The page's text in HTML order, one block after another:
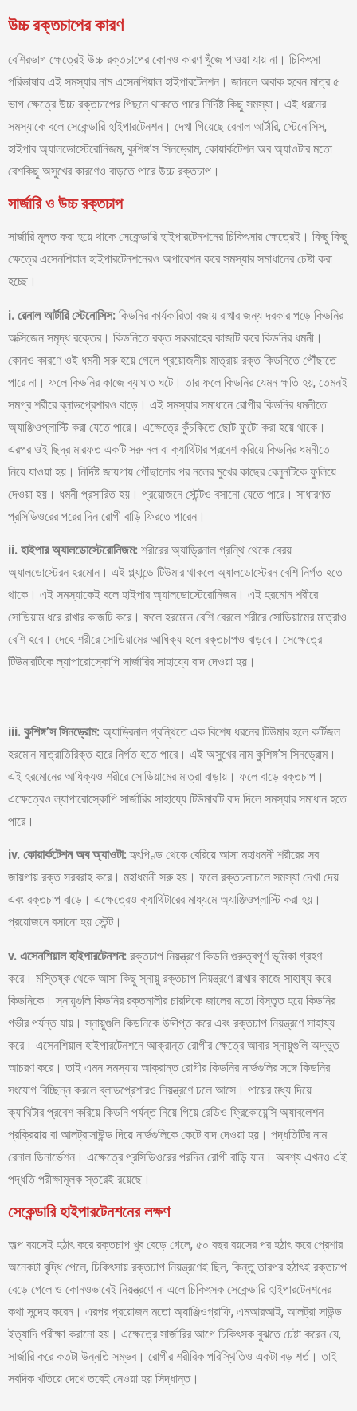
উচ্চ রক্তচাপের কারণ
বেশিরভাগ ক্ষেত্রেই উচ্চ রক্তচাপের কোনও কারণ খুঁজে পাওয়া যায় না। চিকিৎসা
পরিভাষায় এই সমস্যার নাম এসেনশিয়াল হাইপারটেনশন। জানলে অবাক হবেন মাত্র ৫
ভাগ ক্ষেত্রে উচ্চ রক্তচাপের পিছনে থাকতে পারে নির্দিষ্ট কিছু সমস্যা। এই ধরনের
সমস্যাকে বলে সেকেন্ডারি হাইপারটেনশন। দেখা গিয়েছে রেনাল আর্টারি, স্টেনোসিস,
হাইপার অ্যালডোস্টেরোনিজম, কুশিঙ্গ’স সিনড্রোম, কোয়ার্কটেশন অব অ্যাওটার মতো
বেশকিছু অসুখের কারণেও বাড়তে পারে উচ্চ রক্তচাপ।
সার্জারি ও উচ্চ রক্তচাপ
সার্জারি মূলত করা হয়ে থাকে সেকেন্ডারি হাইপারটেনশনের চিকিৎসার ক্ষেত্রেই। কিছু কিছু
ক্ষেত্রে এসেনশিয়াল হাইপারটেনশনেরও অপারেশন করে সমস্যার সমাধানের চেষ্টা করা
হচ্ছে।
i. রেনাল আর্টারি স্টেনোসিস: কিডনির কার্যকারিতা বজায় রাখার জন্য দরকার পড়ে কিডনির
অক্সিজেন সমৃদ্ধ রক্তের। কিডনিতে রক্ত সরবরাহের কাজটি করে কিডনির ধমনী।
কোনও কারণে ওই ধমনী সরু হয়ে গেলে প্রয়োজনীয় মাত্রায় রক্ত কিডনিতে পৌঁছাতে
পারে না। ফলে কিডনির কাজে ব্যাঘাত ঘটে। তার ফলে কিডনির যেমন ক্ষতি হয়, তেমনই
সমগ্র শরীরে ব্লাডপ্রেশারও বাড়ে। এই সমস্যার সমাধানে রোগীর কিডনির ধমনীতে
অ্যাঞ্জিওপ্লাস্টি করা যেতে পারে। এক্ষেত্রে কুঁচকিতে ছোট ফুটো করা হয়ে থাকে।
এরপর ওই ছিদ্র মারফত একটি সরু নল বা ক্যাথিটার প্রবেশ করিয়ে কিডনির ধমনীতে
নিয়ে যাওয়া হয়। নির্দিষ্ট জায়গায় পৌঁছানোর পর নলের মুখের কাছের বেলুনটিকে ফুলিয়ে
দেওয়া হয়। ধমনী প্রসারিত হয়। প্রয়োজনে স্টেন্টও বসানো যেতে পারে। সাধারণত
প্রসিডিওরের পরের দিন রোগী বাড়ি ফিরতে পারেন।
ii. হাইপার অ্যালডোস্টেরোনিজম: শরীরের অ্যাড্রিনাল গ্রন্থি থেকে বেরয়
অ্যালডোস্টেরন হরমোন। এই গ্ল্যান্ডে টিউমার থাকলে অ্যালডোস্টেরন বেশি নির্গত হতে
থাকে। এই সমস্যাকেই বলে হাইপার অ্যালডোস্টেরোনিজম। এই হরমোন শরীরে
সোডিয়াম ধরে রাখার কাজটি করে। ফলে হরমোন বেশি বেরলে শরীরে সোডিয়ামের মাত্রাও
বেশি হবে। দেহে শরীরে সোডিয়ামের আধিক্য হলে রক্তচাপও বাড়বে। সেক্ষেত্রে
টিউমারটিকে ল্যাপারোস্কোপি সার্জারির সাহায্যে বাদ দেওয়া হয়।
iii. কুশিঙ্গ’স সিনড্রোম: অ্যাড্রিনাল গ্রন্থিতে এক বিশেষ ধরনের টিউমার হলে কর্টিজল
হরমোন মাত্রাতিরিক্ত হারে নির্গত হতে পারে। এই অসুখের নাম কুশিঙ্গ’স সিনড্রোম।
এই হরমোনের আধিক্যও শরীরে সোডিয়ামের মাত্রা বাড়ায়। ফলে বাড়ে রক্তচাপ।
এক্ষেত্রেও ল্যাপারোস্কোপি সার্জারির সাহায্যে টিউমারটি বাদ দিলে সমস্যার সমাধান হতে
পারে।
iv. কোয়ার্কটেশন অব অ্যাওটা:হৃৎপিণ্ড থেকে বেরিয়ে আসা মহাধমনী শরীরের সব
জায়গায় রক্ত সরবরাহ করে। মহাধমনী সরু হয়। ফলে রক্তচলাচলে সমস্যা দেখা দেয়
এবং রক্তচাপ বাড়ে। এক্ষেত্রেও ক্যাথিটারের মাধ্যমে অ্যাঞ্জিওপ্লাস্টি করা হয়।
প্রয়োজনে বসানো হয় স্টেন্ট।
v. এসেনশিয়াল হাইপারটেনশন: রক্তচাপ নিয়ন্ত্রণে কিডনি গুরুত্বপূর্ণ ভূমিকা গ্রহণ
করে। মস্তিষ্ক থেকে আসা কিছু স্নায়ু রক্তচাপ নিয়ন্ত্রণে রাখার কাজে সাহায্য করে
কিডনিকে। স্নায়ুগুলি কিডনির রক্তনালীর চারদিকে জালের মতো বিস্তৃত হয়ে কিডনির
গভীর পর্যন্ত যায়। স্নায়ুগুলি কিডনিকে উদ্দীপ্ত করে এবং রক্তচাপ নিয়ন্ত্রণে সাহায্য
করে। এসেনশিয়াল হাইপারটেনশনে আক্রান্ত রোগীর ক্ষেত্রে আবার স্নায়ুগুলি অদ্ভুত
আচরণ করে। তাই এমন সমস্যায় আক্রান্ত রোগীর কিডনির নার্ভগুলির সঙ্গে কিডনির
সংযোগ বিচ্ছিন্ন করলে ব্লাডপ্রেশারও নিয়ন্ত্রণে চলে আসে। পায়ের মধ্য দিয়ে
ক্যাথিটার প্রবেশ করিয়ে কিডনি পর্যন্ত নিয়ে গিয়ে রেডিও ফ্রিকোয়েন্সি অ্যাবলেশন
প্রক্রিয়ায় বা আলট্রাসাউন্ড দিয়ে নার্ভগুলিকে কেটে বাদ দেওয়া হয়। পদ্ধতিটির নাম
রেনাল ডিনার্ভেশন। এক্ষেত্রে প্রসিডিওরের পরদিন রোগী বাড়ি যান। অবশ্য এখনও এই
পদ্ধতি পরীক্ষামূলক স্তরেই রয়েছে।
সেকেন্ডারি হাইপারটেনশনের লক্ষণ
অল্প বয়সেই হঠাৎ করে রক্তচাপ খুব বেড়ে গেলে, ৫০ বছর বয়সের পর হঠাৎ করে প্রেশার
অনেকটা বৃদ্ধি পেলে, চিকিৎসায় রক্তচাপ নিয়ন্ত্রণেই ছিল, কিন্তু তারপর হঠাৎই রক্তচাপ
বেড়ে গেলে ও কোনওভাবেই নিয়ন্ত্রণে না এলে চিকিৎসক সেকেন্ডারি হাইপারটেনশনের
কথা সন্দেহ করেন। এরপর প্রয়োজন মতো অ্যাঞ্জিওগ্রাফি, এমআরআই, আলট্রা সাউন্ড
ইত্যাদি পরীক্ষা করানো হয়। এক্ষেত্রে সার্জারির আগে চিকিৎসক বুঝতে চেষ্টা করেন যে,
সার্জারি করে কতটা উন্নতি সম্ভব। রোগীর শরীরিক পরিস্থিতিও একটা বড় শর্ত। তাই
সবদিক খতিয়ে দেখে তবেই নেওয়া হয় সিদ্ধান্ত।